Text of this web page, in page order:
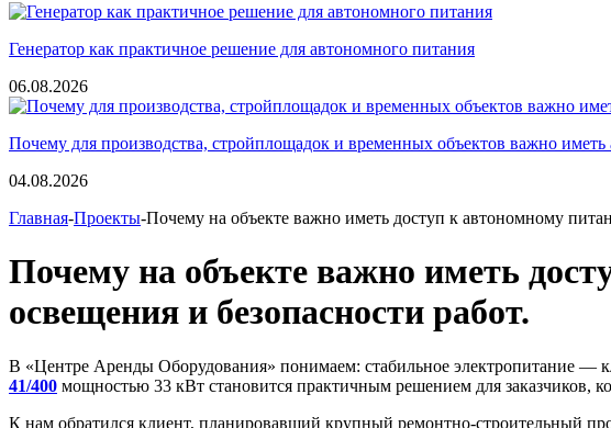
Генератор как практичное решение для автономного питания
06.08.2026
Почему для производства, стройплощадок и временных объектов важно
04.08.2026
Главная-Проекты-Почему на объекте важно иметь доступ к автономному
Почему на объекте важно иметь
освещения и безопасности работ.
В «Центре Аренды Оборудования» понимаем: стабильное электропитание —
41/400 мощностью 33 кВт становится практичным решением для заказчиков,
К нам обратился клиент, планировавший крупный ремонтно-строительный